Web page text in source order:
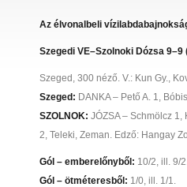
Az élvonalbeli
Szegedi VE–Szolnoki Dózsa
Szeged, 300 néző. V.: Kun Gy.,
Szeged: DANKA – Pető A. 1,
SZOLNOK: JÓZSA – Schmölcz 1,
2, Teleki, Zeman. Edző: Hangay
Gól – emberelőnyből: 10/2, ill. 9/
Gól – ötméteresből: 1/0, ill. 1/1.